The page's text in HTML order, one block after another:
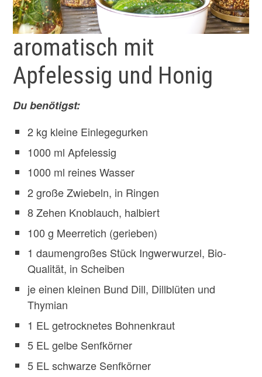
aromatisch mit
Apfelessig und Honig
Du benötigst:
2 kg kleine Einlegegurken
1000 ml Apfelessig
1000 ml reines Wasser
2 große Zwiebeln, in Ringen
8 Zehen Knoblauch, halbiert
100 g Meerretich (gerieben)
1 daumengroßes Stück Ingwerwurzel, Bio-
Qualität, in Scheiben
je einen kleinen Bund Dill, Dillblüten und
Thymian
1 EL getrocknetes Bohnenkraut
5 EL gelbe Senfkörner
5 EL schwarze Senfkörner